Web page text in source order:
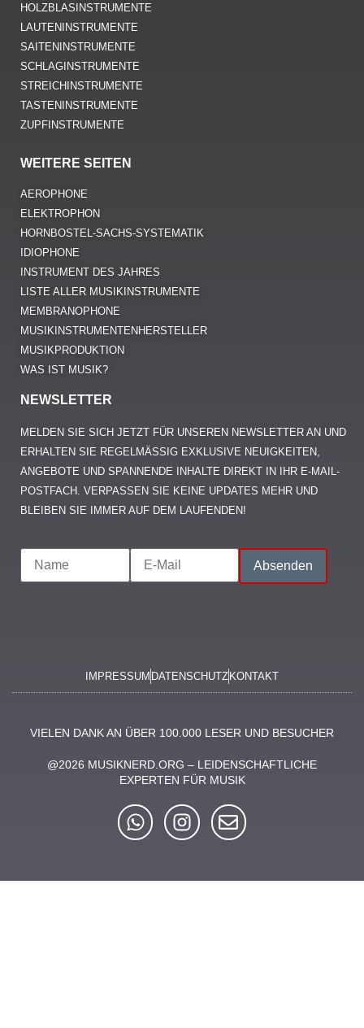
HOLZBLASINSTRUMENTE
LAUTENINSTRUMENTE
SAITENINSTRUMENTE
SCHLAGINSTRUMENTE
STREICHINSTRUMENTE
TASTENINSTRUMENTE
ZUPFINSTRUMENTE
WEITERE SEITEN
AEROPHONE
ELEKTROPHON
HORNBOSTEL-SACHS-SYSTEMATIK
IDIOPHONE
INSTRUMENT DES JAHRES
LISTE ALLER MUSIKINSTRUMENTE
MEMBRANOPHONE
MUSIKINSTRUMENTENHERSTELLER
MUSIKPRODUKTION
WAS IST MUSIK?
NEWSLETTER
MELDEN SIE SICH JETZT FÜR UNSEREN NEWSLETTER AN UND
ERHALTEN SIE REGELMÄSSIG EXKLUSIVE NEUIGKEITEN, A
NGEBOTE UND SPANNENDE INHALTE DIREKT IN IHR E-MAIL-P
OSTFACH. VERPASSEN SIE KEINE UPDATES MEHR UND B
LEIBEN SIE IMMER AUF DEM LAUFENDEN!
IMPRESSUM DATENSCHUTZ KONTAKT
VIELEN DANK AN ÜBER 100.000 LESER UND BESUCHER
@2026 MUSIKNERD.ORG – LEIDENSCHAFTLICHE
EXPERTEN FÜR MUSIK